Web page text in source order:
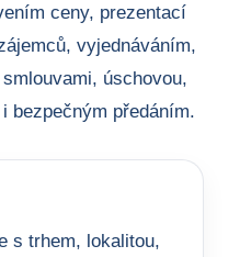
ceny, prezentací
vyjednáváním,
úschovou,
bezpečným předáním.
s trhem, lokalitou,